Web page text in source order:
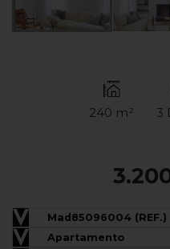
240 m² 3
Mad85096004 (REF.)
Apartamento